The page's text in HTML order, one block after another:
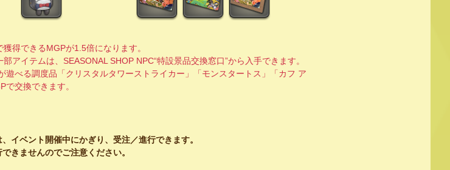
得できるMGPが1.5倍になります。
イテムは、SEASONAL SHOP NPC“特設景品交換窓口”から入手できます。
べる調度品「クリスタルタワーストライカー」「モンスタートス」「カフ ア
交換できます。
イベント開催中にかぎり、受注／進行できます。
きませんのでご注意ください。